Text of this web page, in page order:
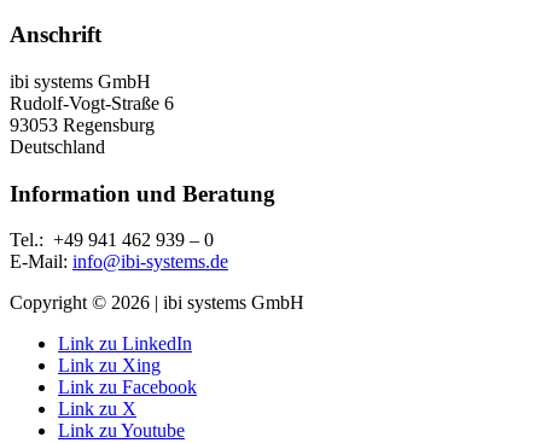
Anschrift
ibi systems GmbH
Rudolf-Vogt-Straße 6
93053 Regensburg
Deutschland
Information und Beratung
Tel.: +49 941 462 939 – 0
E-Mail: info@ibi-systems.de
Copyright © 2026 | ibi systems GmbH
Link zu LinkedIn
Link zu Xing
Link zu Facebook
Link zu X
Link zu Youtube